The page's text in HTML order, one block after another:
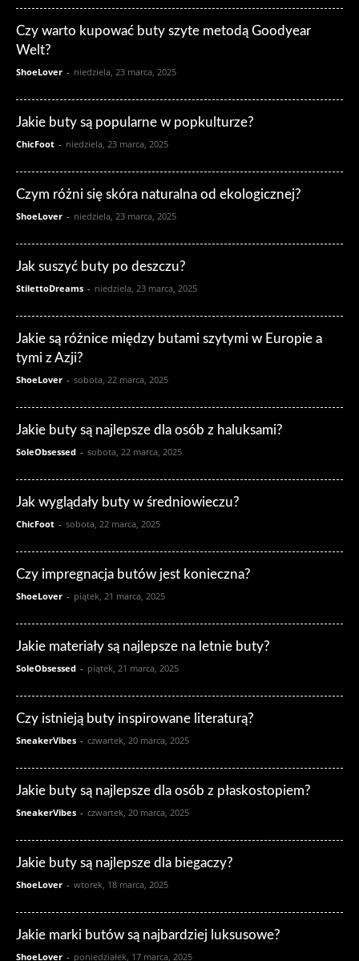
Czy warto kupować buty szyte metodą Goodyear
Welt?
ShoeLover - niedziela, 23 marca, 2025
Jakie buty są popularne w popkulturze?
ChicFoot - niedziela, 23 marca, 2025
Czym różni się skóra naturalna od ekologicznej?
ShoeLover - niedziela, 23 marca, 2025
Jak suszyć buty po deszczu?
StilettoDreams - niedziela, 23 marca, 2025
Jakie są różnice między butami szytymi w Europie a
tymi z Azji?
ShoeLover - sobota, 22 marca, 2025
Jakie buty są najlepsze dla osób z haluksami?
SoleObsessed - sobota, 22 marca, 2025
Jak wyglądały buty w średniowieczu?
ChicFoot - sobota, 22 marca, 2025
Czy impregnacja butów jest konieczna?
ShoeLover - piątek, 21 marca, 2025
Jakie materiały są najlepsze na letnie buty?
SoleObsessed - piątek, 21 marca, 2025
Czy istnieją buty inspirowane literaturą?
SneakerVibes - czwartek, 20 marca, 2025
Jakie buty są najlepsze dla osób z płaskostopiem?
SneakerVibes - czwartek, 20 marca, 2025
Jakie buty są najlepsze dla biegaczy?
ShoeLover - wtorek, 18 marca, 2025
Jakie marki butów są najbardziej luksusowe?
ShoeLover - poniedziałek, 17 marca, 2025